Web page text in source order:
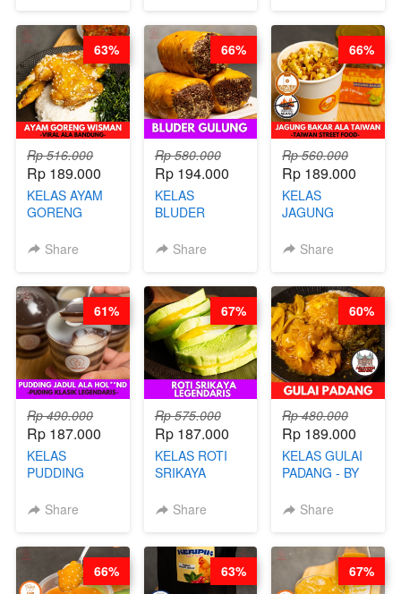
RENDAH
KALORI
GLUTEN FREE
BY CHEF DITA
CHEF
STEPHANIE
Rp 516.000
Rp 189.000
KELAS AYAM
GORENG
VIRAL ALA
STEPHANIE
Share
63%
Rp 580.000
Rp 194.000
KELAS
BLUDER
CHEF DITA
Share
66%
Rp 560.000
Rp 189.000
KELAS
JAGUNG
TAIWAN -
FOOD- BY
CHEF
STEPHANIE
Share
66%
Rp 490.000
Rp 187.000
KELAS
PUDDING
HOL**ND -
LEGENDARIS -
BY CHEF DITA
Share
61%
Rp 575.000
Rp 187.000
KELAS ROTI
SRIKAYA
BY CHEF DITA
Share
67%
Rp 480.000
Rp 189.000
KELAS GULAI
PADANG - BY
NADIA
Share
60%
66% 63% 67%